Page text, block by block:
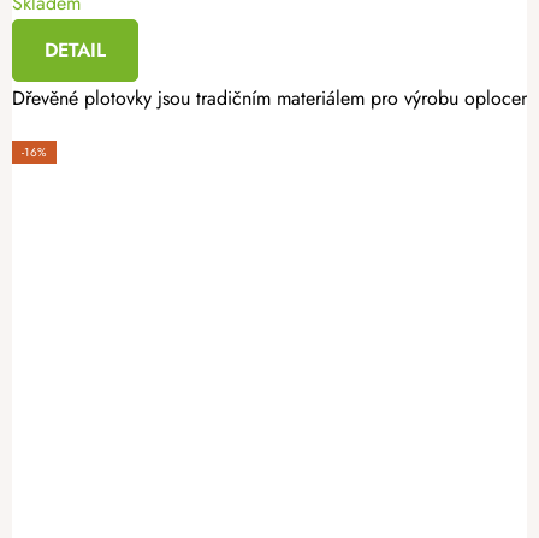
DETAIL
Dřevěné plotovky jsou tradičním materiálem pro výrobu
-16%